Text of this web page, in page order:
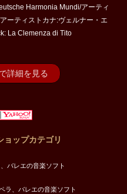
Harmonia Mundi/アーティ
ーティストカナ:ヴェルナー・エ
La Clemenza di Tito
詳細を見る
ョップカテゴリ
バレエの音楽ソフト
ラ、バレエの音楽ソフト